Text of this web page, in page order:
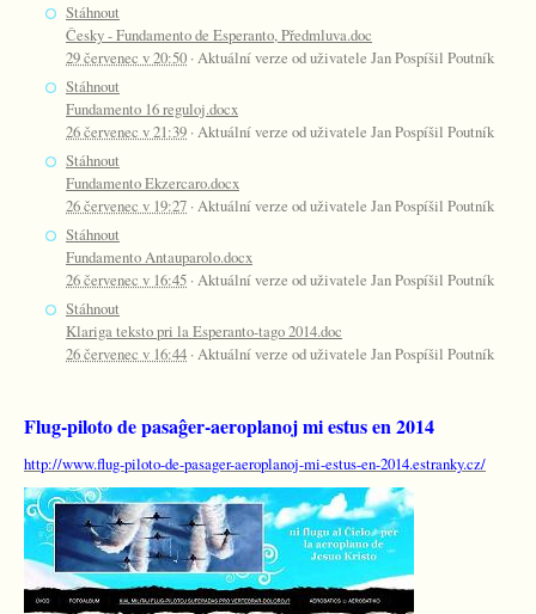
Stáhnout
Česky - Fundamento de Esperanto, Předmluva.doc
29 červenec v 20:50 · Aktuální verze od uživatele Jan Pospíšil Poutník
Stáhnout
Fundamento 16 reguloj.docx
26 červenec v 21:39 · Aktuální verze od uživatele Jan Pospíšil Poutník
Stáhnout
Fundamento Ekzercaro.docx
26 červenec v 19:27 · Aktuální verze od uživatele Jan Pospíšil Poutník
Stáhnout
Fundamento Antauparolo.docx
26 červenec v 16:45 · Aktuální verze od uživatele Jan Pospíšil Poutník
Stáhnout
Klariga teksto pri la Esperanto-tago 2014.doc
26 červenec v 16:44 · Aktuální verze od uživatele Jan Pospíšil Poutník
Flug-piloto de pasaĝer-aeroplanoj mi estus en 2014
http://www.flug-piloto-de-pasager-aeroplanoj-mi-estus-en-2014.estranky.cz/